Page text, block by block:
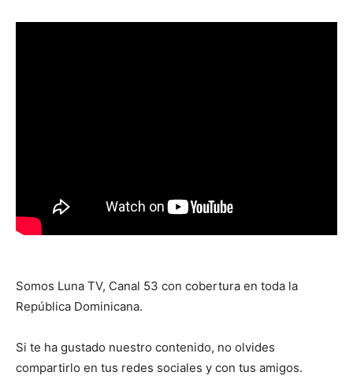
Somos Luna TV, Canal 53 con cobertura en toda la
República Dominicana.
Si te ha gustado nuestro contenido, no olvides
compartirlo en tus redes sociales y con tus amigos.